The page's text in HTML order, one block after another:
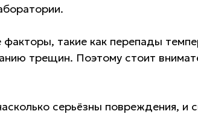
такие как перепады
трещин. Поэтому стоит
серьёзны повреждения,